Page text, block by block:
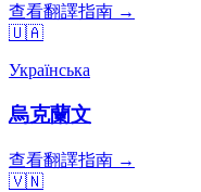
查看翻譯指南 →
🇺🇦
Українська
烏克蘭文
查看翻譯指南 →
🇻🇳